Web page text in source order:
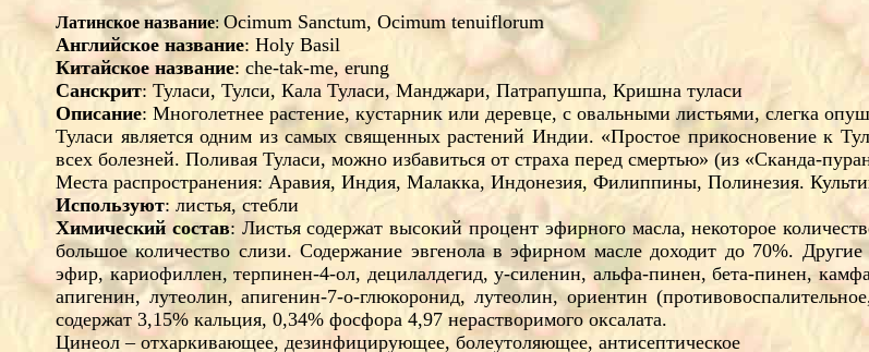
Латинское название: Ocimum Sanctum, Ocimum tenuiflorum
Английское название: Holy Basil
Китайское название: che-tak-me, erung
Санскрит: Туласи, Тулси, Кала Туласи, Манджари, Патрапушпа, Кришна туласи
Описание: Многолетнее растение, кустарник или деревце, с овальными листьями, слегка
Туласи является одним из самых священных растений Индии. «Простое прикосновение к
всех болезней. Поливая Туласи, можно избавиться от страха перед смертью» (из «Сканда-
Места распространения: Аравия, Индия, Малакка, Индонезия, Филиппины, Полинезия.
Используют: листья, стебли
Химический состав: Листья содержат высокий процент эфирного масла, некоторое
большое количество слизи. Содержание эвгенола в эфирном масле доходит до 70%.
эфир, кариофиллен, терпинен-4-ол, децилалдегид, y-силенин, альфа-пинен, бета-пинен,
апигенин, лутеолин, апигенин-7-o-глюкоронид, лутеолин, ориентин
содержат 3,15% кальция, 0,34% фосфора 4,97 нерастворимого оксалата.
Цинеол – отхаркивающее, дезинфицирующее, болеутоляющее, антисептическое